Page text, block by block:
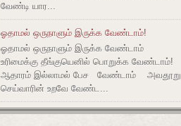
வேண்டி யார...
ஓதாமல் ஒருநாளும் இருக்க வேண்டாம்!
ஓதாமல் ஒருநாளும் இருக்க வேண்டாம்
உரிமைக்கு தீங்குயெனில் பொறுக்க வேண்டாம்!
ஆதாரம் இல்லாமல் பேச வேண்டாம் அவதூறு
செய்வாரின் உறவே வேண்ட...